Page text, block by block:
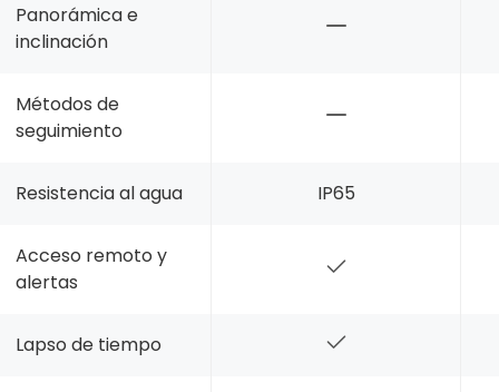
Panorámica e
inclinación
Métodos de
seguimiento
Resistencia al agua IP65
Acceso remoto y
alertas
Lapso de tiempo